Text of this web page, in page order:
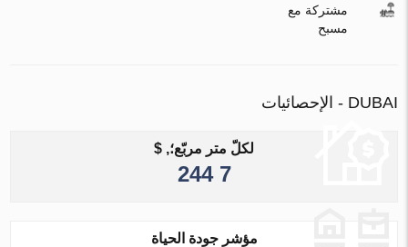
مشتركة مع
مسبح
DUBAI - الإحصائيات
لكلّ متر مربّع؛, $
7 244
مؤشر جودة الحياة